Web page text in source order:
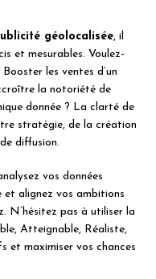
géolocalisée, il
et mesurables. Voulez-
les ventes d’un
la notoriété de
donnée ? La clarté de
stratégie, de la création
diffusion.
vos données
et alignez vos ambitions
N’hésitez pas à utiliser la
Atteignable, Réaliste,
et maximiser vos chances